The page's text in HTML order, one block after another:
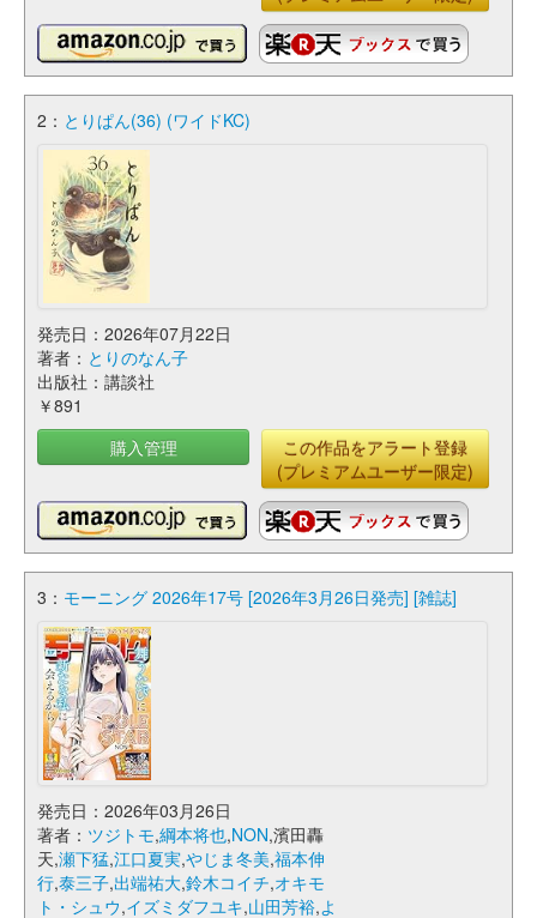
2： とりぱん(36) (ワイドKC)
発売日：2026年07月22日
著者： とりのなん子
出版社：講談社
￥891
購入管理
この作品をアラート登録
(プレミアムユーザー限定)
3： モーニング 2026年17号 [2026年3月26日発売] [雑誌]
発売日：2026年03月26日
著者： ツジトモ,綱本将也,NON,濱田轟
天,瀬下猛,江口夏実,やじま冬美,福本伸
行,泰三子,出端祐大,鈴木コイチ,オキモ
ト・シュウ,イズミダフユキ,山田芳裕,よ